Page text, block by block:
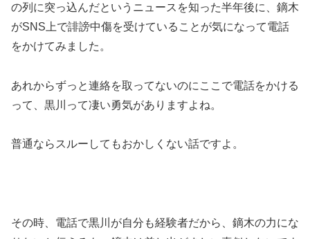
の列に突っ込んだというニュースを知った半年後に、鏑木
がSNS上で誹謗中傷を受けていることが気になって電話
をかけてみました。
あれからずっと連絡を取ってないのにここで電話をかける
って、黒川って凄い勇気がありますよね。
普通ならスルーしてもおかしくない話ですよ。
その時、電話で黒川が自分も経験者だから、鏑木の力にな